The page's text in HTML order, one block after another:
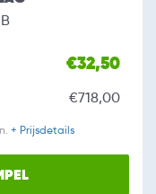
€32,50
€718,00
+ Prijsdetails